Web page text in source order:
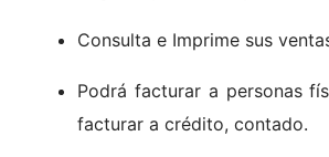
Consulta e Imprime sus
Podrá facturar a personas
facturar a crédito, contado.